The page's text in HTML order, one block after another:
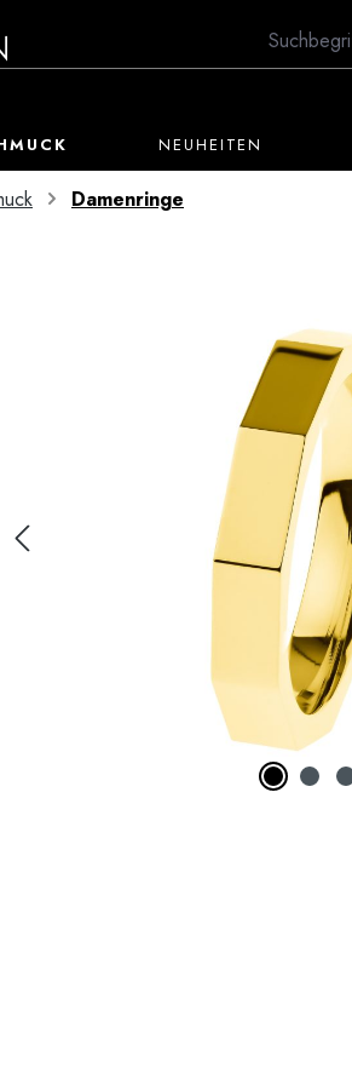
NEUHEITEN
Damenringe